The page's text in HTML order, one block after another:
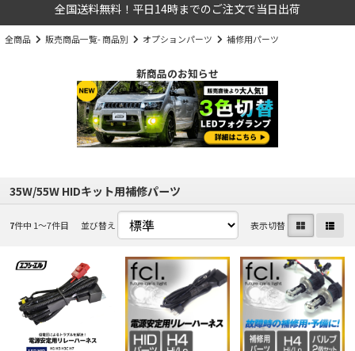
全国送料無料！平日14時までのご注文で当日出荷
全商品 販売商品一覧- 商品別 オプションパーツ 補修用パーツ
新商品のお知らせ
35W/55W HIDキット用補修パーツ
7件中 1〜7件目 並び替え 表示切替